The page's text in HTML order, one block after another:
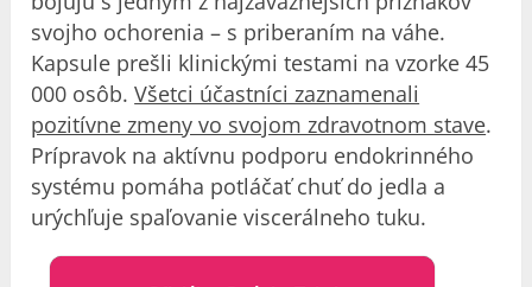
svojho ochorenia – s priberaním na váhe.
Kapsule prešli klinickými testami na vzorke 45
000 osôb.Všetci účastníci zaznamenali
pozitívne zmeny vo svojom zdravotnom stave.
Prípravok na aktívnu podporu endokrinného
systému pomáha potláčať chuť do jedla a
urýchľuje spaľovanie viscerálneho tuku.